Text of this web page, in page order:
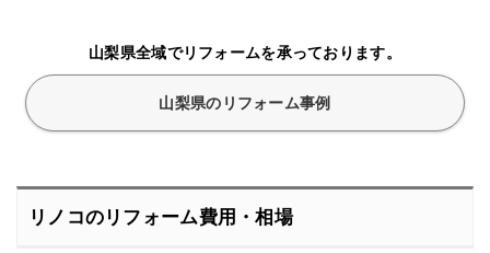
山梨県全域でリフォームを承っております。
山梨県のリフォーム事例
リノコのリフォーム費用・相場